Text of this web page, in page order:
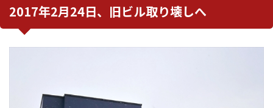
2017年2月24日、旧ビル取り壊しへ